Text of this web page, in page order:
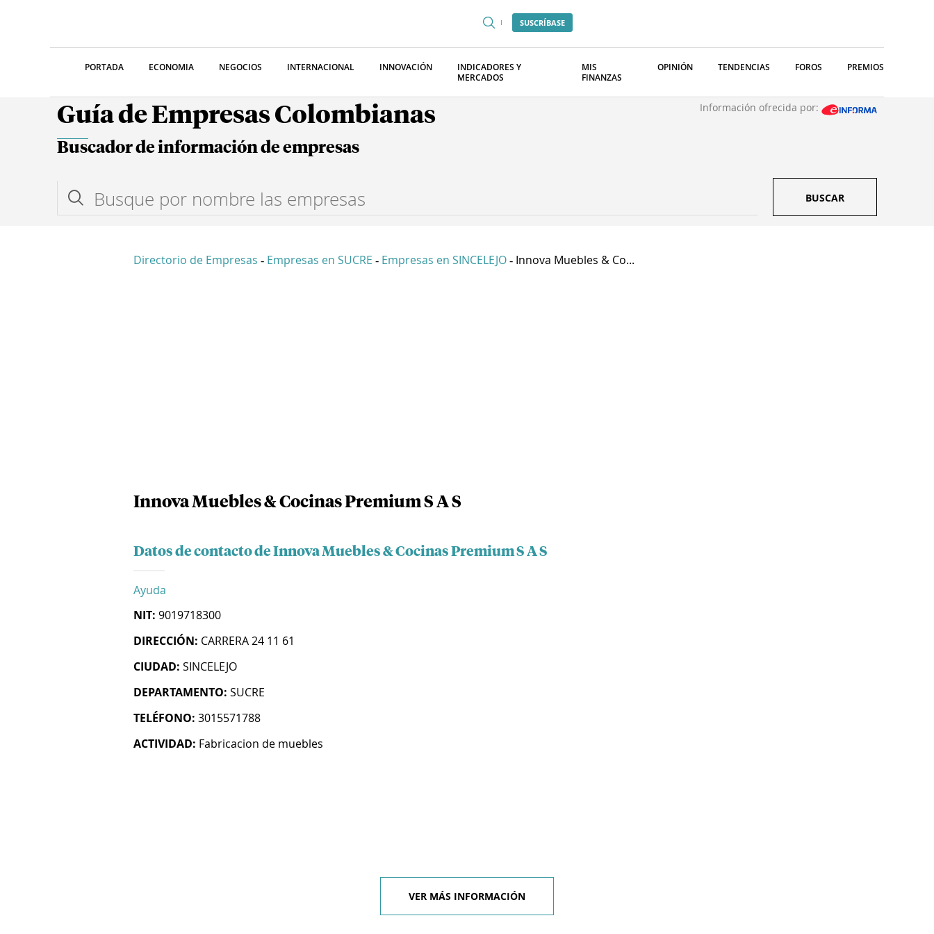
SUSCRÍBASE
PORTADA ECONOMIA NEGOCIOS INTERNACIONAL INNOVACIÓN
INDICADORES Y
MERCADOS
MIS
FINANZAS
OPINIÓN TENDENCIAS FOROS PREMIOS
Guía de Empresas Colombianas Información ofrecida por:
Buscador de información de empresas
BUSCAR
Directorio de Empresas - Empresas en SUCRE - Empresas en SINCELEJO - Innova Muebles & Co...
Innova Muebles & Cocinas Premium S A S
Datos de contacto de Innova Muebles & Cocinas Premium S A S
Ayuda
NIT: 9019718300
DIRECCIÓN: CARRERA 24 11 61
CIUDAD: SINCELEJO
DEPARTAMENTO: SUCRE
TELÉFONO: 3015571788
ACTIVIDAD: Fabricacion de muebles
VER MÁS INFORMACIÓN